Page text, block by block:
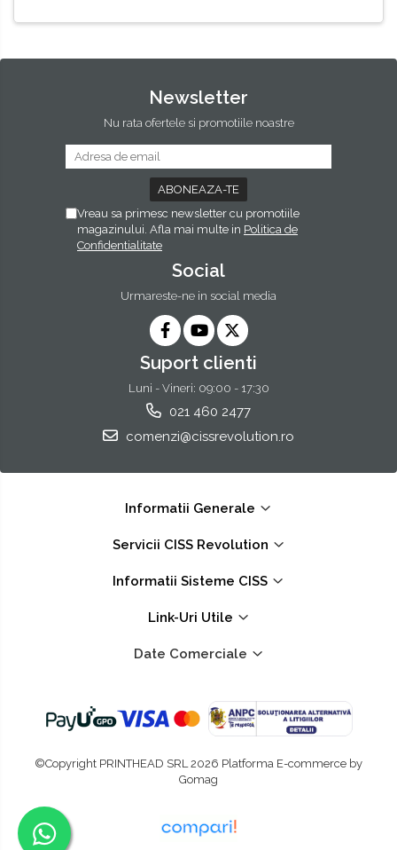
Newsletter
Nu rata ofertele si promotiile noastre
Vreau sa primesc newsletter cu promotiile
magazinului. Afla mai multe in Politica de
Confidentialitate
Social
Urmareste-ne in social media
Suport clienti
Luni - Vineri: 09:00 - 17:30
021 460 2477
comenzi@cissrevolution.ro
Informatii Generale
Servicii CISS Revolution
Informatii Sisteme CISS
Link-Uri Utile
Date Comerciale
©Copyright PRINTHEAD SRL 2026 Platforma E-commerce by
Gomag